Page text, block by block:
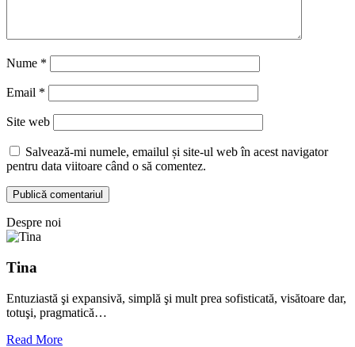
Nume *
Email *
Site web
Salvează-mi numele, emailul și site-ul web în acest navigator
pentru data viitoare când o să comentez.
Despre noi
Tina
Entuziastă şi expansivă, simplă şi mult prea sofisticată, visătoare dar,
totuşi, pragmatică…
Read More